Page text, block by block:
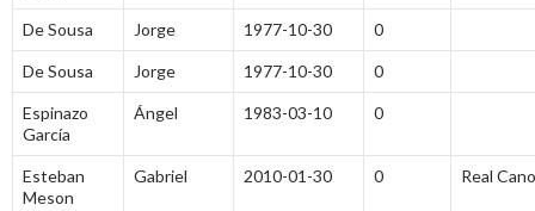
De Sousa Jorge 1977-10-30 0
De Sousa Jorge 1977-10-30 0
Espinazo
García
Ángel 1983-03-10 0
Esteban
Meson
Gabriel 2010-01-30 0 Real